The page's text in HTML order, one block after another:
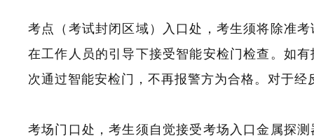
考点（考试封闭区域）入口处，考生须将除准
在工作人员的引导下接受智能安检门检查。如
次通过智能安检门，不再报警方为合格。对于
考场门口处，考生须自觉接受考场入口金属探